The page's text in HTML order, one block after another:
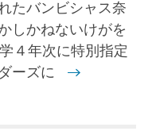
たバンビシャス奈
しかねないけがを
４年次に特別指定
ーズに →